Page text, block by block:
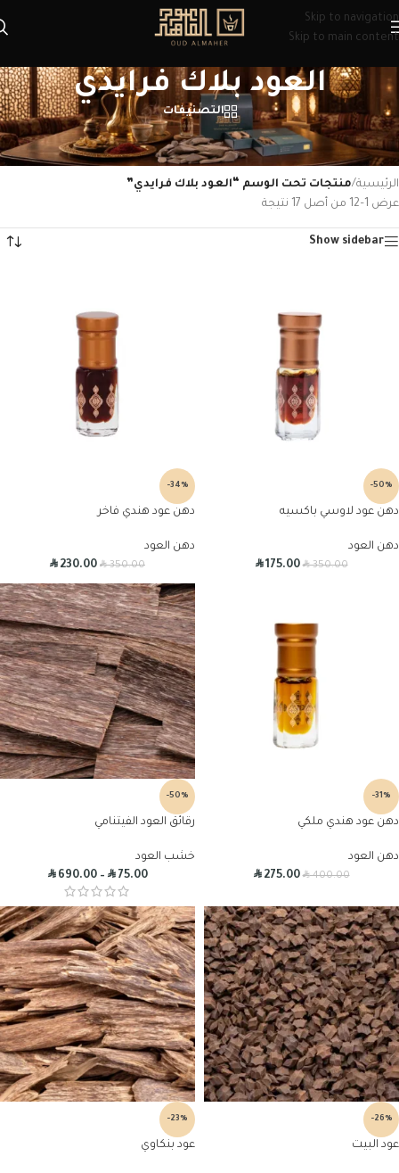
Skip to navigation
Skip to main content
العود بلاك فرايدي
التصنيفات
إكتشف عروض بلاك فرايدي مع خصم 20% من عود الماهر على خشب العود ودهن
العود الفاخر. تسوّق الأن وتمتع برفاهية العود الأصيلة بأسعار لا تُفوت
الرئيسية/منتجات تحت الوسم “العود بلاك فرايدي”
عرض 1–12 من أصل 17 نتيجة
Show sidebar
-50%
دهن عود لاوسي باكسيه
دهن العود
R350.00
R175.00
-34%
دهن عود هندي فاخر
دهن العود
R350.00
R230.00
-31%
دهن عود هندي ملكي
دهن العود
R400.00
R275.00
-50%
رقائق العود الفيتنامي
خشب العود
R75.00
–
R690.00
-26%
عود البيت
-23%
عود بنكاوي